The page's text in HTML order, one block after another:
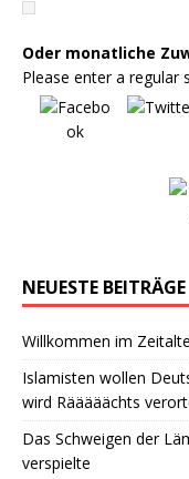
Oder monatliche
Please enter a regular
NEUESTE BEITRÄGE
Willkommen im
Islamisten wollen
wird Rääääächts
Das Schweigen der
verspielte